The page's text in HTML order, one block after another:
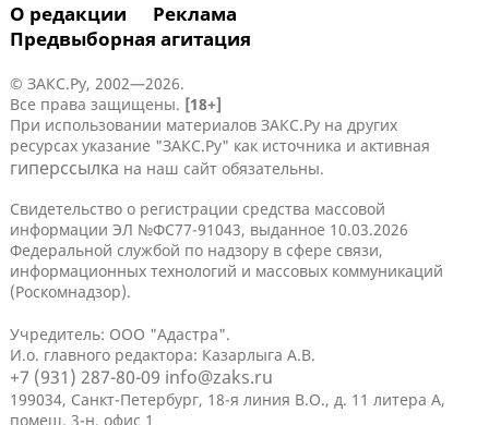
О редакции
Реклама
Предвыборная агитация
© ЗАКС.Ру, 2002—2026.
Все права защищены. [18+]
При использовании материалов ЗАКС.Ру на других
ресурсах указание "ЗАКС.Ру" как источника и активная
гиперссылка на наш сайт обязательны.
Свидетельство о регистрации средства массовой
информации ЭЛ №ФС77-91043, выданное 10.03.2026
Федеральной службой по надзору в сфере связи,
информационных технологий и массовых коммуникаций
(Роскомнадзор).
Учредитель: ООО "Адастра".
И.о. главного редактора: Казарлыга А.В.
+7 (931) 287-80-09 info@zaks.ru
199034, Санкт-Петербург, 18-я линия В.О., д. 11 литера А,
помещ. 3-н, офис 1